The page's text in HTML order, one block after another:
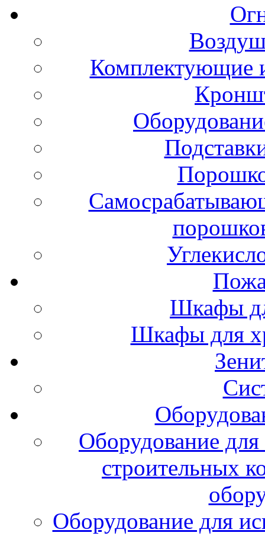
Комплектующие
Шкафы
Шкафы для
Оборудование
строительных
Оборудование для